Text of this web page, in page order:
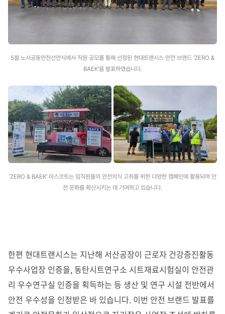
5월 노사공동안전선언식에서 직원 공모를 통해 선정된 현대트랜시스 안전 브랜드 'ZERO &
BAEK'을 발표하였습니다.
'ZERO & BAEK' 마스코트는 임직원들의 안전의식 고취를 위한 다양한 캠페인에 활용되며 안
전 문화를 확산시키는 데 기여하고 있습니다.
한편 현대트랜시스는 지난해 서산공장이 근로자 건강증진활동
우수사업장 인증을, 동탄시트연구소 시트재료시험실이 안전관
리 우수연구실 인증을 획득하는 등 생산 및 연구 시설 전반에서
안전 우수성을 인정받은 바 있습니다. 이번 안전 브랜드 발표를